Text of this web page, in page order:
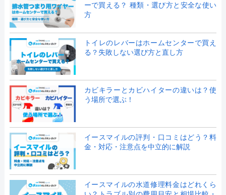
ーで買える？ 種類・選び方と安全な使い
方
トイレのレバーはホームセンターで買え
る？失敗しない選び方と直し方
カビキラーとカビハイターの違いは？使
う場所で選ぶ！
イースマイルの評判・口コミはどう？料
金・対応・注意点を中立的に解説
イースマイルの水道修理料金はどれくら